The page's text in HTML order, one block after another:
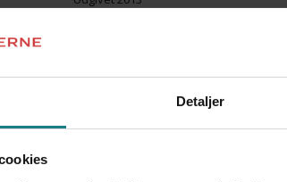
Detaljer
Når livet slår fra sig - En
Maria Vang, Lotte Skøtt, Ask
FORSKNING
Opkvalificering af den tidlige